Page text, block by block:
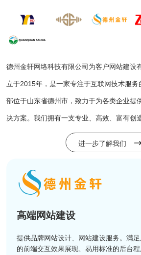
德州金轩网络科技有限公司为客户网站建设
立于2015年，是一家专注于互联网技术服
部位于山东省德州市，致力于为各类企业提
决方案。我们拥有一支专业、高效、富有创
进一步了解我们
高端网站建设
提供品牌网站设计、网站建设服务。满
的前端交互效果展现、易用标准的后台